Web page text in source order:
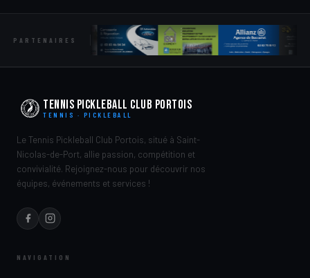
PARTENAIRES
Tennis Pickleball Club Portois
TENNIS · PICKLEBALL
Le Tennis Pickleball Club Portois, situé à Saint-
Nicolas-de-Port, allie passion, compétition et
convivialité. Rejoignez-nous pour découvrir nos
équipes, événements et services !
NAVIGATION